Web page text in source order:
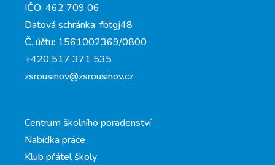
IČO: 462 709 06
Datová schránka: fbtgj48
Č. účtu: 1561002369/0800
+420 517 371 535
zsrousinov@zsrousinov.cz
Centrum školního poradenství
Nabídka práce
Klub přátel školy